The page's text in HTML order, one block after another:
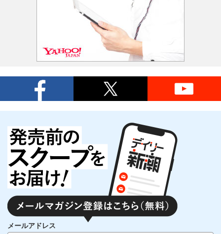
メールアドレス